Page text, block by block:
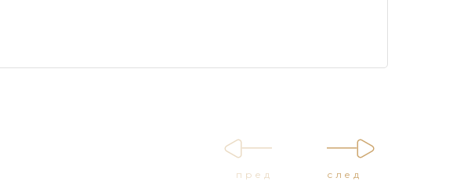
пред след